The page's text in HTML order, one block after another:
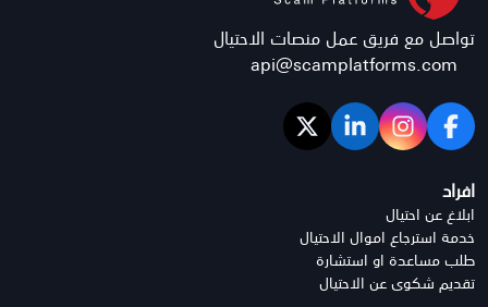
تواصل مع فريق عمل منصات الاحتيال
api@scamplatforms.com
افراد
ابلاغ عن احتيال
خدمة استرجاع اموال الاحتيال
طلب مساعدة او استشارة
تقديم شكوى عن الاحتيال